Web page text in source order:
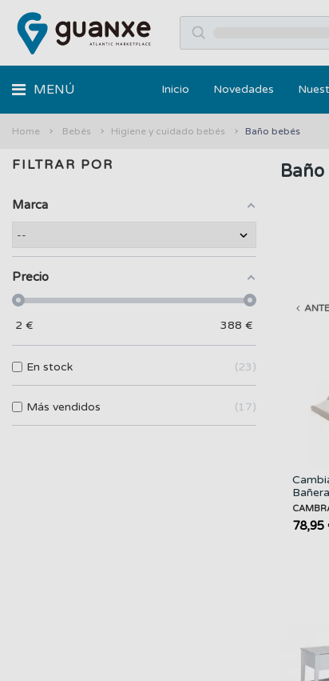
MENÚ Inicio Novedades
Home Bebés Higiene y cuidado bebés Baño bebés
FILTRAR POR
Marca
Precio
2 € 388 €
En stock 23
Más vendidos 17
Baño
Beige
78,95